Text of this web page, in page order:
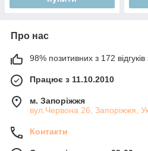
Про нас
98% позитивних з 172 відгуків
Працює з 11.10.2010
м. Запоріжжя
вул.Червона 26, Запоріжжя,
Контакти